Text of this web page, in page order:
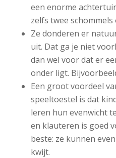
een enorme
zelfs twee schommels
Ze donderen er
uit. Dat ga je niet
dan wel voor dat er
onder ligt.
Een groot voordeel
speeltoestel is dat
leren hun evenwicht
en klauteren is goed
beste: ze kunnen
kwijt.